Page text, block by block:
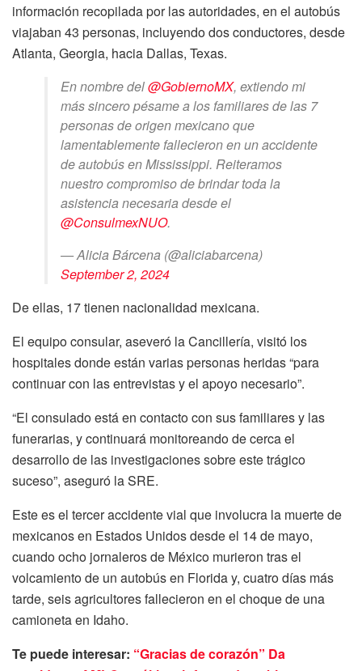
información recopilada por las autoridades, en el autobús
viajaban 43 personas, incluyendo dos conductores, desde
Atlanta, Georgia, hacia Dallas, Texas.
En nombre del@GobiernoMX, extiendo mi
más sincero pésame a los familiares de las 7
personas de origen mexicano que
lamentablemente fallecieron en un accidente
de autobús en Mississippi. Reiteramos
nuestro compromiso de brindar toda la
asistencia necesaria desde el
@ConsulmexNUO.
— Alicia Bárcena (@aliciabarcena)
September 2, 2024
De ellas, 17 tienen nacionalidad mexicana.
El equipo consular, aseveró la Cancillería, visitó los
hospitales donde están varias personas heridas “para
continuar con las entrevistas y el apoyo necesario”.
“El consulado está en contacto con sus familiares y las
funerarias, y continuará monitoreando de cerca el
desarrollo de las investigaciones sobre este trágico
suceso”, aseguró la SRE.
Este es el tercer accidente vial que involucra la muerte de
mexicanos en Estados Unidos desde el 14 de mayo,
cuando ocho jornaleros de México murieron tras el
volcamiento de un autobús en Florida y, cuatro días más
tarde, seis agricultores fallecieron en el choque de una
camioneta en Idaho.
Te puede interesar: “Gracias de corazón” Da